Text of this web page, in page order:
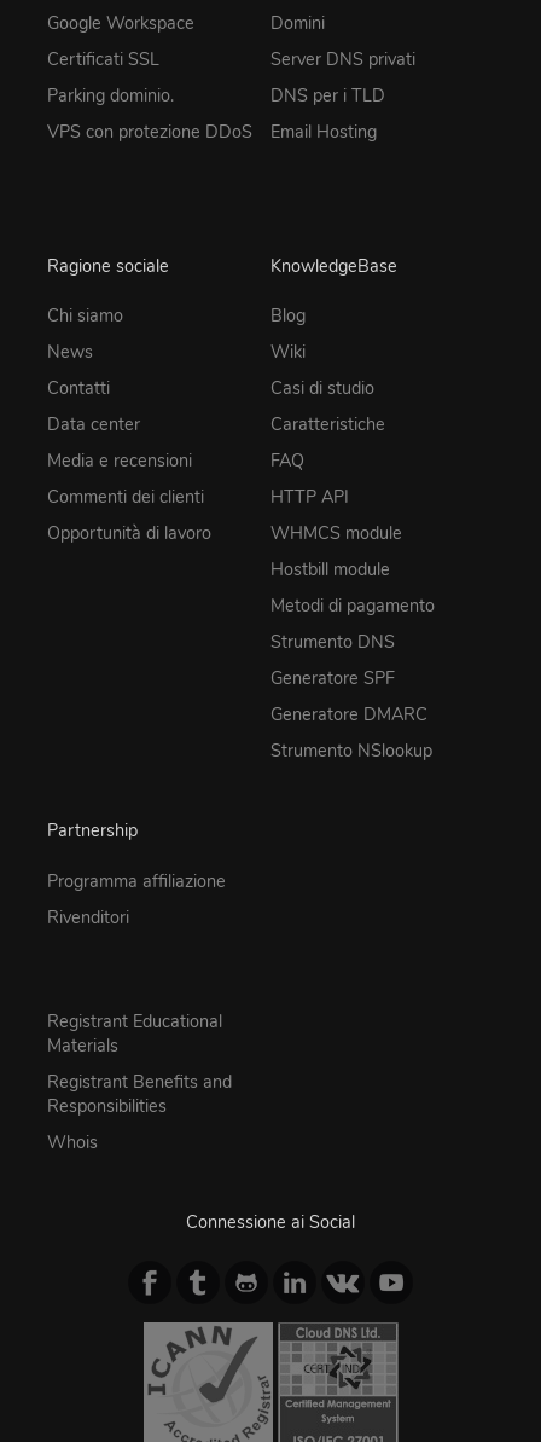
Google Workspace
Certificati SSL
Parking dominio.
VPS con protezione DDoS
Domini
Server DNS privati
DNS per i TLD
Email Hosting
Ragione sociale
Chi siamo
News
Contatti
Data center
Media e recensioni
Commenti dei clienti
Opportunità di lavoro
KnowledgeBase
Blog
Wiki
Casi di studio
Caratteristiche
FAQ
HTTP API
WHMCS module
Hostbill module
Metodi di pagamento
Strumento DNS
Generatore SPF
Generatore DMARC
Strumento NSlookup
Partnership
Programma affiliazione
Rivenditori
Registrant Educational
Materials
Registrant Benefits and
Responsibilities
Whois
Connessione ai Social